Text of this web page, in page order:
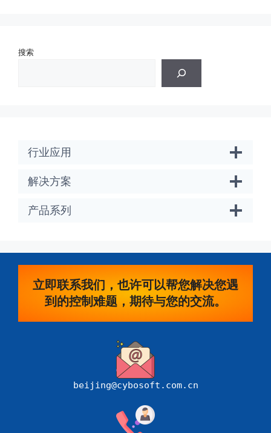
搜索
行业应用
解决方案
产品系列
立即联系我们，也许可以帮您解决您遇
到的控制难题，期待与您的交流。
beijing@cybosoft.com.cn